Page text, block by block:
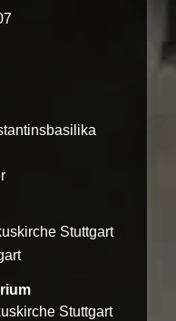
Stuttgart
Stuttgart